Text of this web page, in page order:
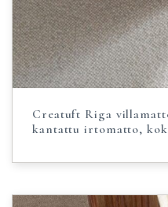
Creatuft Riga
kantattu irtomatto,